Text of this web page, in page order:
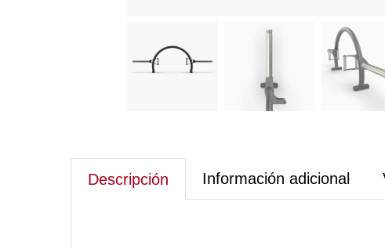
Descripción Información adicional